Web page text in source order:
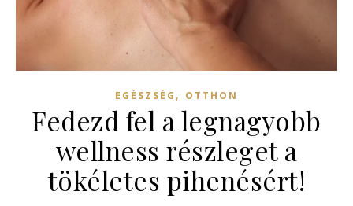
EGÉSZSÉG , OTTHON
Fedezd fel a legnagyobb
wellness részleget a
tökéletes pihenésért!